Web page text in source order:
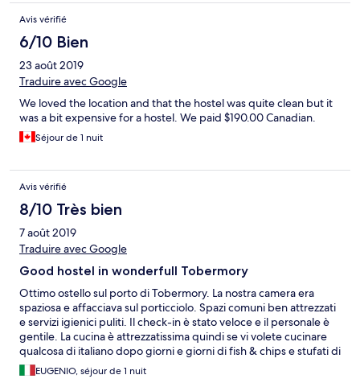
Avis vérifié
6/10 Bien
23 août 2019
Traduire avec Google
We loved the location and that the hostel was quite clean but it
was a bit expensive for a hostel. We paid $190.00 Canadian.
Séjour de 1 nuit
Avis vérifié
8/10 Très bien
7 août 2019
Traduire avec Google
Good hostel in wonderfull Tobermory
Ottimo ostello sul porto di Tobermory. La nostra camera era
spaziosa e affacciava sul porticciolo. Spazi comuni ben attrezzati
e servizi igienici puliti. Il check-in è stato veloce e il personale è
gentile. La cucina è attrezzatissima quindi se vi volete cucinare
qualcosa di italiano dopo giorni e giorni di fish & chips e stufati di
pecora approfittatene!!
EUGENIO, séjour de 1 nuit